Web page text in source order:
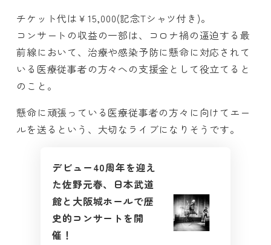
チケット代は￥15,000(記念Tシャツ付き)。
コンサートの収益の一部は、コロナ禍の逼迫する最
前線において、治療や感染予防に懸命に対応されて
いる医療従事者の方々への支援金として役立てると
のこと。
懸命に頑張っている医療従事者の方々に向けてエー
ルを送るという、大切なライブになりそうです。
デビュー40周年を迎え
た佐野元春、日本武道
館と大阪城ホールで歴
史的コンサートを開
催！